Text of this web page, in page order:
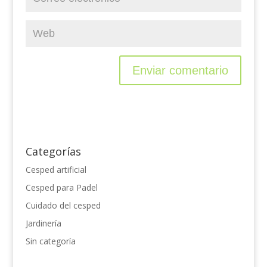
Categorías
Cesped artificial
Cesped para Padel
Cuidado del cesped
Jardinería
Sin categoría